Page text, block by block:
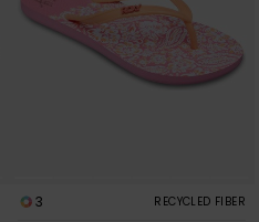
3 RECYCLED FIBER